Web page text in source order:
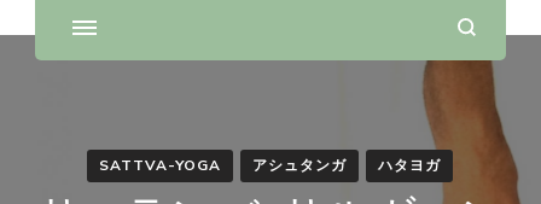
SATTVA-YOGA アシュタンガ ハタヨガ